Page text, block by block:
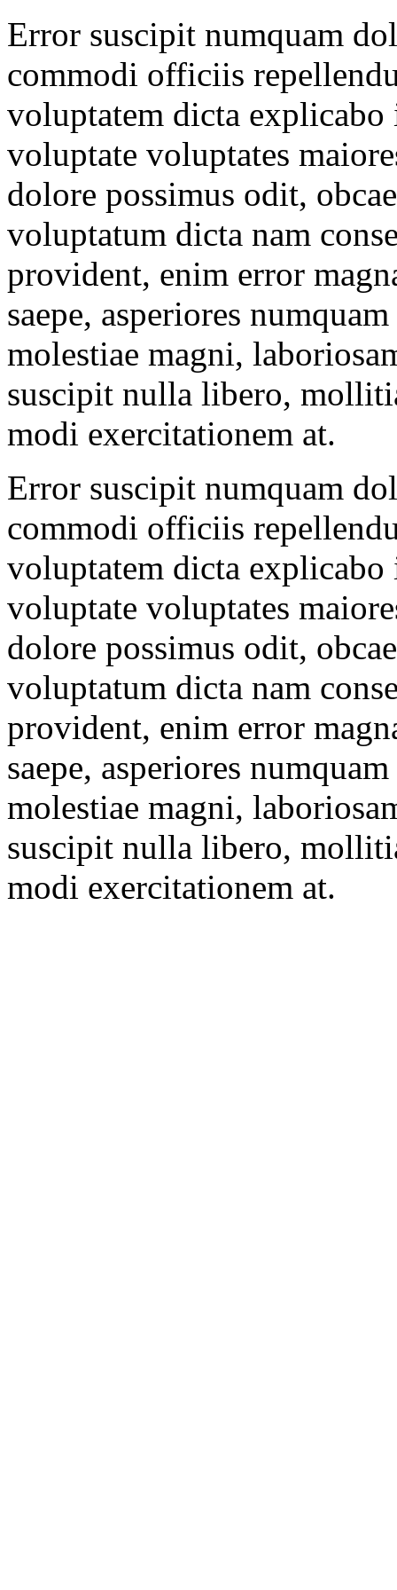
Error suscipit numquam
commodi officiis
voluptatem dicta
voluptate voluptates
dolore possimus odit,
voluptatum dicta nam
provident, enim error
saepe, asperiores
molestiae magni,
suscipit nulla libero,
modi exercitationem at.
Error suscipit numquam
commodi officiis
voluptatem dicta
voluptate voluptates
dolore possimus odit,
voluptatum dicta nam
provident, enim error
saepe, asperiores
molestiae magni,
suscipit nulla libero,
modi exercitationem at.